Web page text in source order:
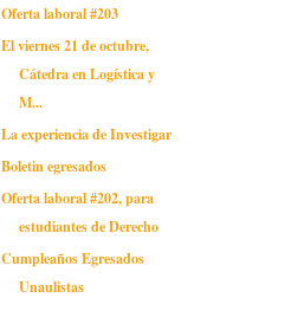
Oferta laboral #203
El viernes 21 de octubre,
Cátedra en Logística y
M...
La experiencia de Investigar
Boletin egresados
Oferta laboral #202, para
estudiantes de Derecho
Cumpleaños Egresados
Unaulistas